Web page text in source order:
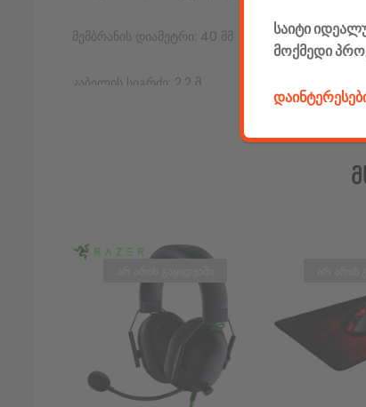
მემბრანის დიამეტრი: 40 მმ
კაბელის სიგრძე: 2.2 მ
საიტი
მოქმედი